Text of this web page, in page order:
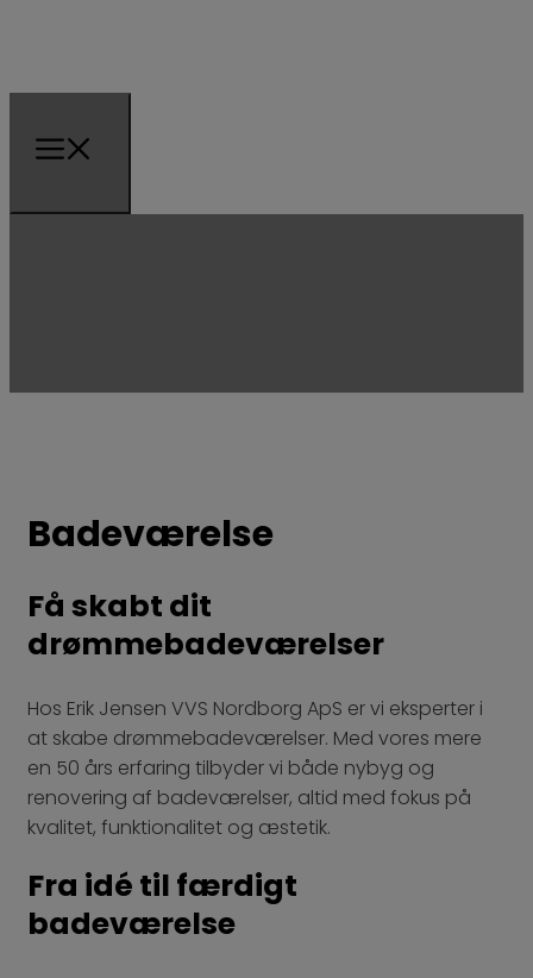
Badeværelse
Få skabt dit
drømmebadeværelser
Hos Erik Jensen VVS Nordborg ApS er vi eksperter i
at skabe drømmebadeværelser. Med vores mere
en 50 års erfaring tilbyder vi både nybyg og
renovering af badeværelser, altid med fokus på
kvalitet, funktionalitet og æstetik.
Fra idé til færdigt
badeværelse